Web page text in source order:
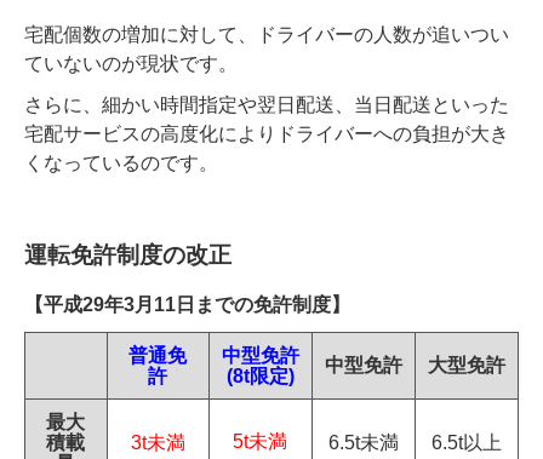
宅配個数の増加に対して、ドライバーの人数が追いつい
ていないのが現状です。
さらに、細かい時間指定や翌日配送、当日配送といった
宅配サービスの高度化によりドライバーへの負担が大き
くなっているのです。
運転免許制度の改正
【平成29年3月11日までの免許制度】
普通免
許
中型免許
(8t限定)
中型免許 大型免許
最大
積載
3t未満 5t未満 6.5t未満 6.5t以上